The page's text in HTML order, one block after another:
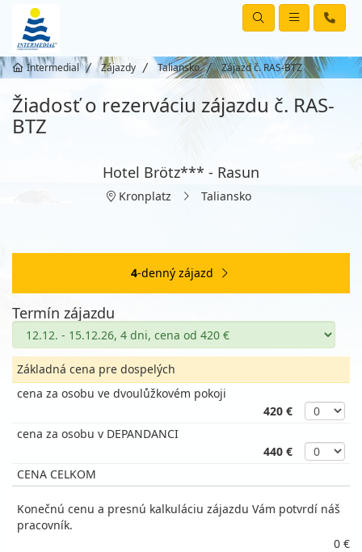
Intermedial Zájazdy Taliansko Zájazd č. RAS-BTZ
Žiadosť o rezerváciu zájazdu č. RAS-
BTZ
Hotel Brötz*** - Rasun
Kronplatz Taliansko
4-denný zájazd
Termín zájazdu
Základná cena pre dospelých
cena za osobu ve dvoulůžkovém pokoji
420 €
cena za osobu v DEPANDANCI
440 €
CENA CELKOM
Konečnú cenu a presnú kalkuláciu zájazdu Vám potvrdí náš
pracovník.
0 €